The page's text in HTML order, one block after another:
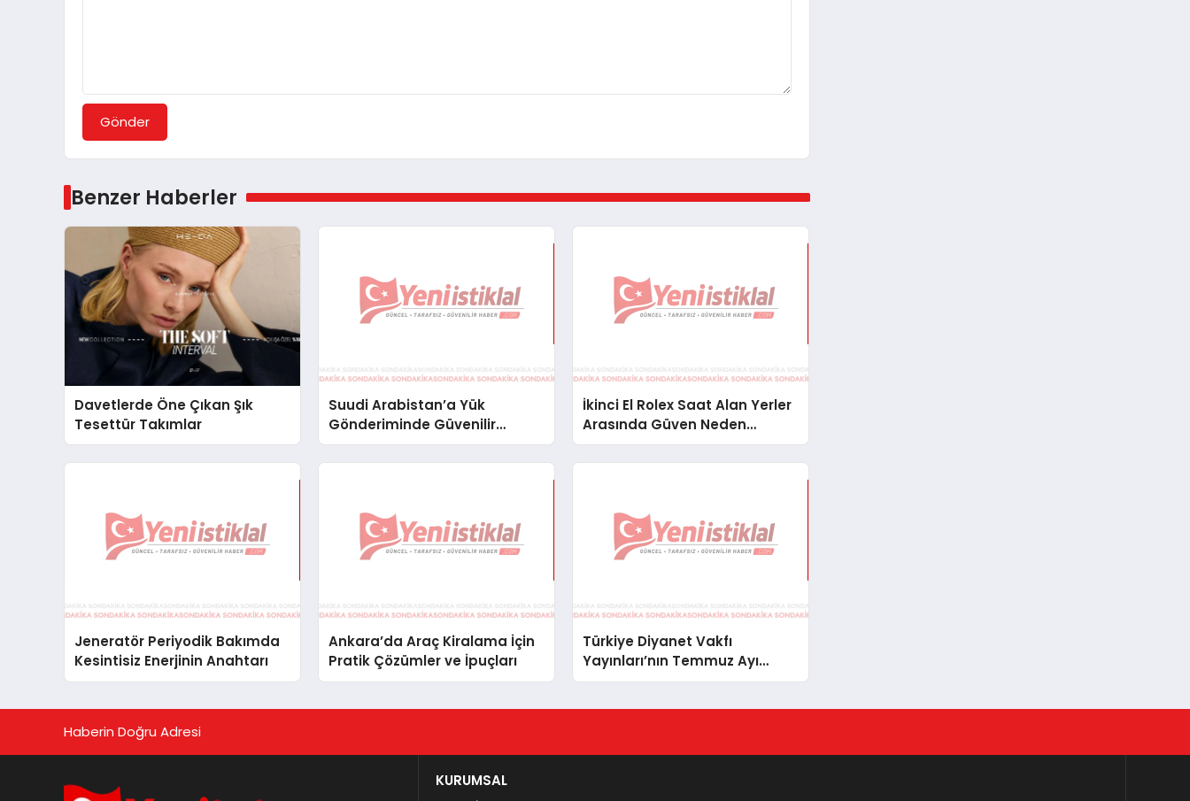
Gönder
Benzer Haberler
Davetlerde Öne Çıkan Şık
Tesettür Takımlar
Suudi Arabistan’a Yük
Gönderiminde Güvenilir
Lojistik ve Nakliye Çözümleri
İkinci El Rolex Saat Alan Yerler
Arasında Güven Neden
Önemlidir?
Jeneratör Periyodik Bakımda
Kesintisiz Enerjinin Anahtarı
Ankara’da Araç Kiralama İçin
Pratik Çözümler ve İpuçları
Türkiye Diyanet Vakfı
Yayınları’nın Temmuz Ayı
Fırsat Köşesinde Bülent Ata
Haberin Doğru Adresi
KURUMSAL